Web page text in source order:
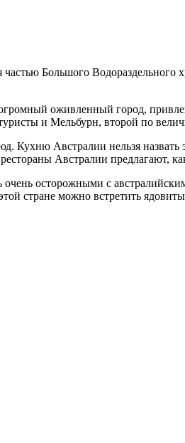
Большого
оживленный город,
и Мельбурн, второй по
Кухню Австралии нельзя
Австралии предлагают,
осторожными с
стране можно встретить